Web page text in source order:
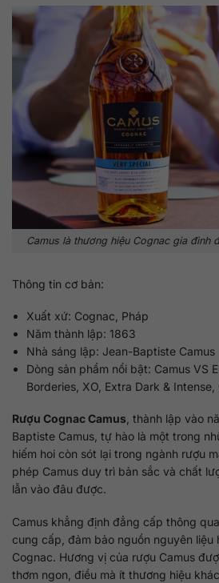
Camus là thương hiệu Cognac gia đình
Thông tin cơ bản:
Xuất xứ: Cognac, Pháp
Năm thành lập: 1863
Nhà sáng lập: Jean-Baptiste Camus
Dòng sản phẩm nổi bật: Camus VS
Borderies, XO, Extra Dark & Intense,
Rượu Cognac Camus, thành lập vào
Baptiste Camus, tự hào là một trong
hiếm hoi còn sót lại trong ngành rượu
phép Camus duy trì bản sắc và chất
lẫn vào đâu được.
Camus khẳng định đẳng cấp thông
cung cấp, đảm bảo nguồn nguyên
Cognac. Hương vị của rượu Camus
thơm ngon, điều mà ít thương hiệu